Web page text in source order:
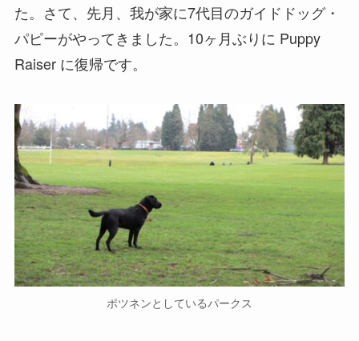
た。さて、先月、我が家に7代目のガイドドッグ・
パピーがやってきました。10ヶ月ぶりに Puppy
Raiser に復帰です。
ポツネンとしているパークス